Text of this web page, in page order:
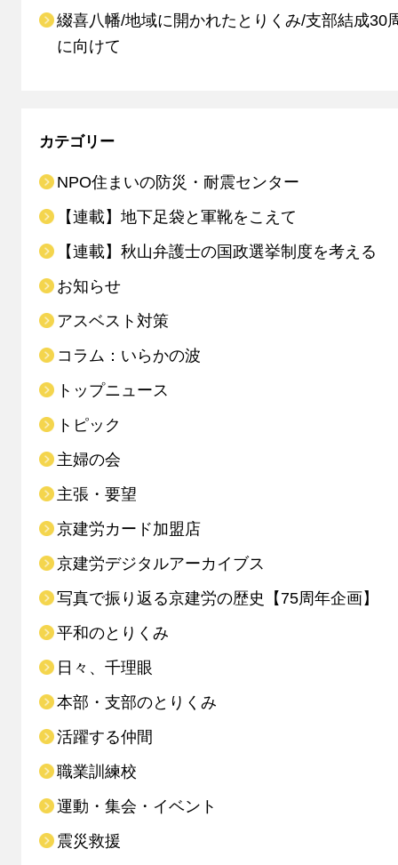
綴喜八幡/地域に開かれたとりくみ/支部結成30
に向けて
カテゴリー
NPO住まいの防災・耐震センター
【連載】地下足袋と軍靴をこえて
【連載】秋山弁護士の国政選挙制度を考える
お知らせ
アスベスト対策
コラム：いらかの波
トップニュース
トピック
主婦の会
主張・要望
京建労カード加盟店
京建労デジタルアーカイブス
写真で振り返る京建労の歴史【75周年企画】
平和のとりくみ
日々、千理眼
本部・支部のとりくみ
活躍する仲間
職業訓練校
運動・集会・イベント
震災救援